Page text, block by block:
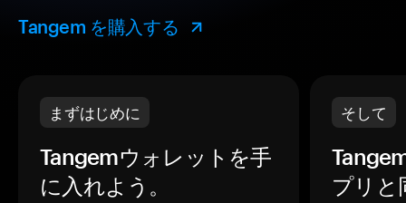
Tangem を購入する
まずはじめに
Tangemウォレットを手
に入れよう。
そして
プリと